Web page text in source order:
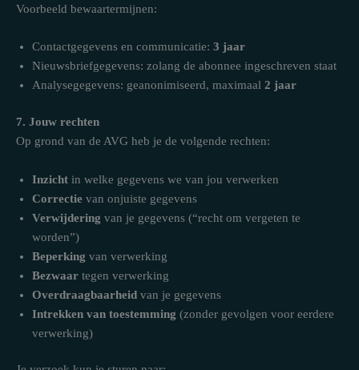
Voorbeeld bewaartermijnen:
Contactgegevens en communicatie: 3 jaar
Nieuwsbriefgegevens: zolang de abonnee ingeschreven staat
Analysegegevens: geanonimiseerd, maximaal 2 jaar
7. Jouw rechten
Op grond van de AVG heb je de volgende rechten:
Inzicht in welke gegevens we van jou verwerken
Correctie van onjuiste gegevens
Verwijdering van je gegevens (“recht om vergeten te
worden”)
Beperking van verwerking
Bezwaar tegen verwerking
Overdraagbaarheid van je gegevens
Intrekken van toestemming (zonder gevolgen voor eerdere
verwerking)